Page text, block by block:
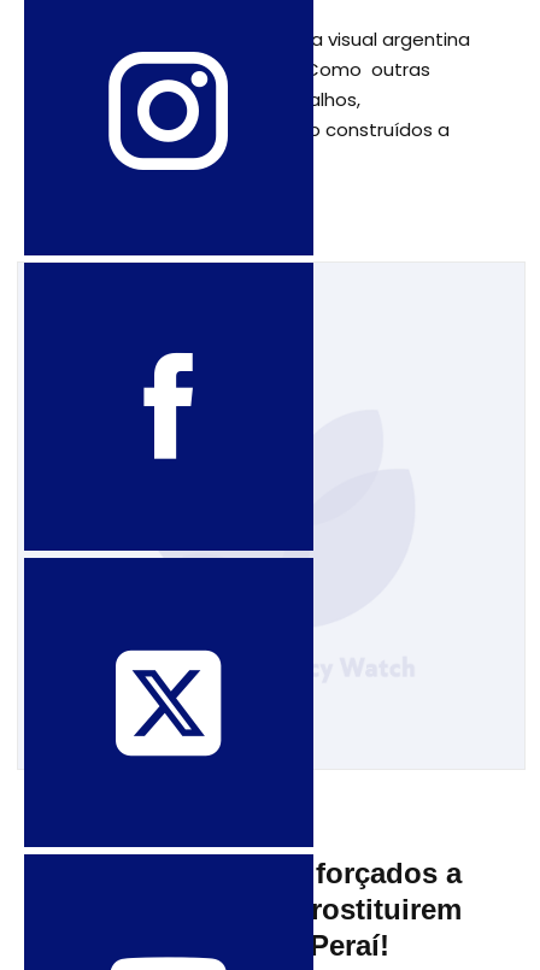
Ana Alvarez Erracalde é artista visual argentina
que hoje vive em Barcelona. Como outras
artistas feministas seus trabalhos,
excepcionalmente fortes, são construídos a
partir de
Homens traficados forçados a
tomar viagra e se prostituirem
24 horas por dia… Peraí!